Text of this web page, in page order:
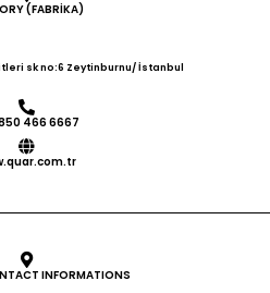
(FABRİKA)
sk no:6 Zeytinburnu/ İstanbul
466 6667
INFORMATIONS